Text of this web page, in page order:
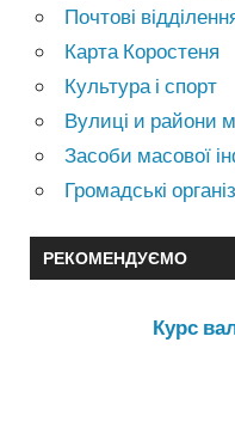
Почтові
Карта Коростеня
Культура і спорт
Вулиці и райони
Засоби масової
Громадські
РЕКОМЕНДУЄМО
Курс